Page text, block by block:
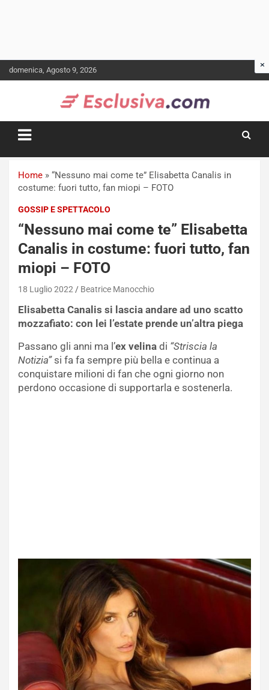
Skip
to
domenica, Agosto 9, 2026
Home » “Nessuno mai come te” Elisabetta Canalis in
costume: fuori tutto, fan miopi – FOTO
GOSSIP E SPETTACOLO
“Nessuno mai come te” Elisabetta
Canalis in costume: fuori tutto, fan
miopi – FOTO
18 Luglio 2022 Beatrice Manocchio
Elisabetta Canalis si lascia andare ad uno scatto
mozzafiato: con lei l’estate prende un’altra piega
Passano gli anni ma l’ex velina di “Striscia la
Notizia”si fa fa sempre più bella e continua a
conquistare milioni di fan che ogni giorno non
perdono occasione di supportarla e sostenerla.